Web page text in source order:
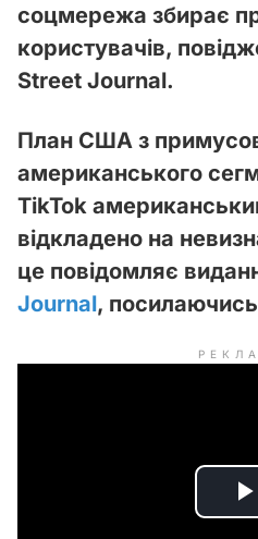
соцмережа збирає
користувачів,
Street Journal.
План США з
американського
TikTok
відкладено на
це повідомляє
Journal,